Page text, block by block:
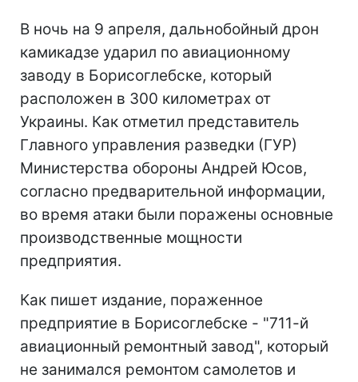
В ночь на 9 апреля, дальнобойный дрон
камикадзе ударил по авиационному
заводу в Борисоглебске, который
расположен в 300 километрах от
Украины. Как отметил представитель
Главного управления разведки (ГУР)
Министерства обороны Андрей Юсов,
согласно предварительной информации,
во время атаки были поражены основные
производственные мощности
предприятия.
Как пишет издание, пораженное
предприятие в Борисоглебске - "711-й
авиационный ремонтный завод", который
не занимался ремонтом самолетов и